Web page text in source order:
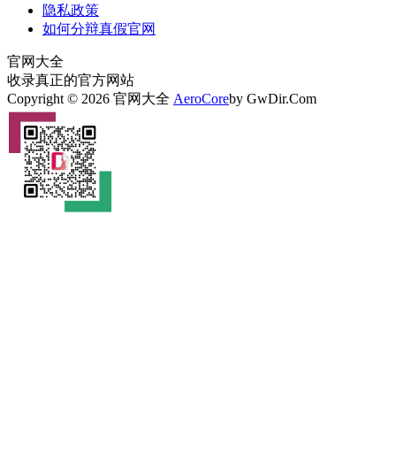
隐私政策
如何分辩真假官网
官网大全
收录真正的官方网站
Copyright © 2026 官网大全 AeroCoreby GwDir.Com